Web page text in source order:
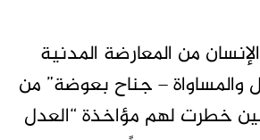
من المعارضة المدنية
والمساواة – جناح بعوضة” من
خطرت لهم مؤاخذة “العدل